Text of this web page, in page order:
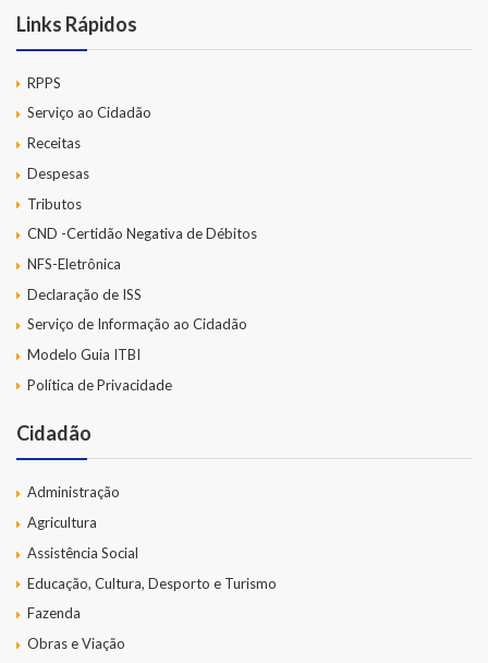
Links Rápidos
RPPS
Serviço ao Cidadão
Receitas
Despesas
Tributos
CND -Certidão Negativa de Débitos
NFS-Eletrônica
Declaração de ISS
Serviço de Informação ao Cidadão
Modelo Guia ITBI
Política de Privacidade
Cidadão
Administração
Agricultura
Assistência Social
Educação, Cultura, Desporto e Turismo
Fazenda
Obras e Viação